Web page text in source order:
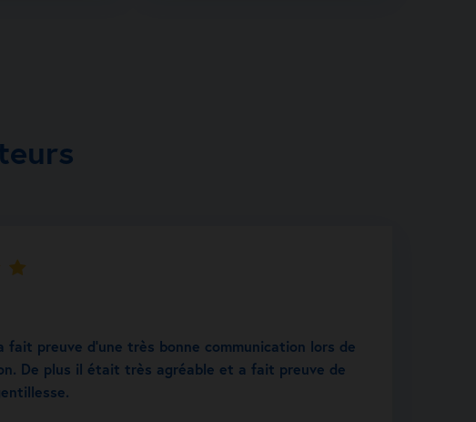
fait preuve d’une très bonne communication lors de
De plus il était très agréable et a fait preuve de